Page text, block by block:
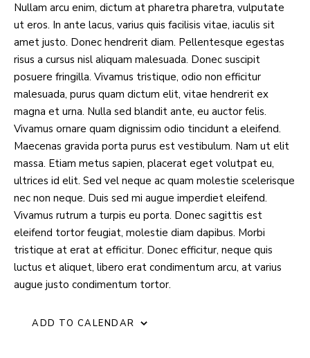
Nullam arcu enim, dictum at pharetra pharetra, vulputate
ut eros. In ante lacus, varius quis facilisis vitae, iaculis sit
amet justo. Donec hendrerit diam. Pellentesque egestas
risus a cursus nisl aliquam malesuada. Donec suscipit
posuere fringilla. Vivamus tristique, odio non efficitur
malesuada, purus quam dictum elit, vitae hendrerit ex
magna et urna. Nulla sed blandit ante, eu auctor felis.
Vivamus ornare quam dignissim odio tincidunt a eleifend.
Maecenas gravida porta purus est vestibulum. Nam ut elit
massa. Etiam metus sapien, placerat eget volutpat eu,
ultrices id elit. Sed vel neque ac quam molestie scelerisque
nec non neque. Duis sed mi augue imperdiet eleifend.
Vivamus rutrum a turpis eu porta. Donec sagittis est
eleifend tortor feugiat, molestie diam dapibus. Morbi
tristique at erat at efficitur. Donec efficitur, neque quis
luctus et aliquet, libero erat condimentum arcu, at varius
augue justo condimentum tortor.
ADD TO CALENDAR